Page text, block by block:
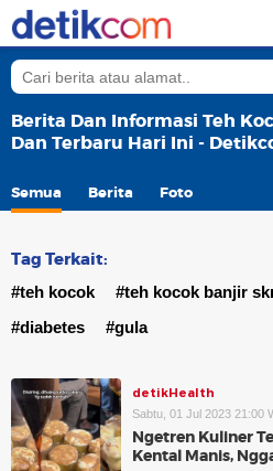
Berita Dan Informasi Teh
Dan Terbaru Hari Ini -
Semua Berita Foto
Tag Terkait:
#teh kocok #teh kocok banjir
#diabetes
#gula
detikHealth
Sabtu, 01 Jul 2023 21:00
Ngetren Kuliner
Kental Manis,